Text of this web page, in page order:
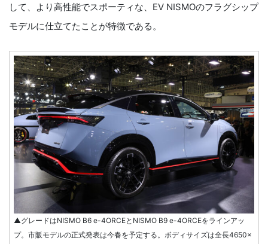
して、より高性能でスポーティな、EV NISMOのフラグシップ
モデルに仕立てたことが特徴である。
▲グレードはNISMO B6 e-4ORCEとNISMO B9 e-4ORCEをラインアッ
プ。市販モデルの正式発表は今春を予定する。ボディサイズは全長4650×